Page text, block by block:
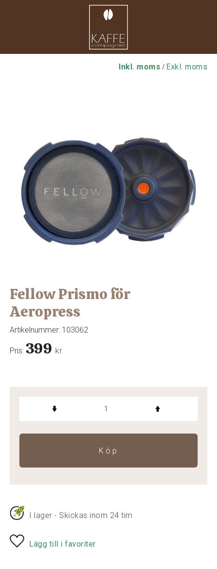
Inkl. moms / Exkl. moms
Fellow Prismo för
Aeropress
Artikelnummer: 103062
Pris: 399 kr
Köp
I lager - Skickas inom 24 tim
Lägg till i favoriter